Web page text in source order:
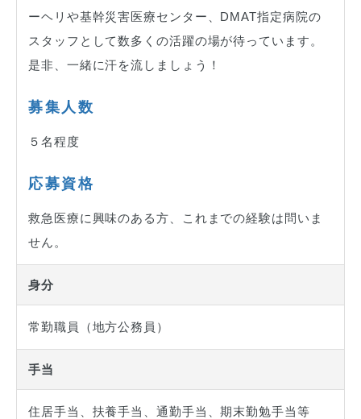
ーヘリや基幹災害医療センター、DMAT指定病院の
スタッフとして数多くの活躍の場が待っています。
是非、一緒に汗を流しましょう！
募集人数
５名程度
応募資格
救急医療に興味のある方、これまでの経験は問いま
せん。
身分
常勤職員（地方公務員）
手当
住居手当、扶養手当、通勤手当、期末勤勉手当等